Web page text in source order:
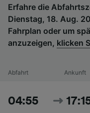
Erfahre die
Dienstag, 18. Aug.
Fahrplan oder um
anzuzeigen, klicken
Abfahrt Ankunft
04:55